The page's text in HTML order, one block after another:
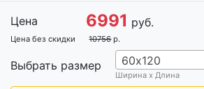
Цена 6991 руб.
Цена без скидки 10756 р.
Выбрать размер 60х120
Ширина х Длина